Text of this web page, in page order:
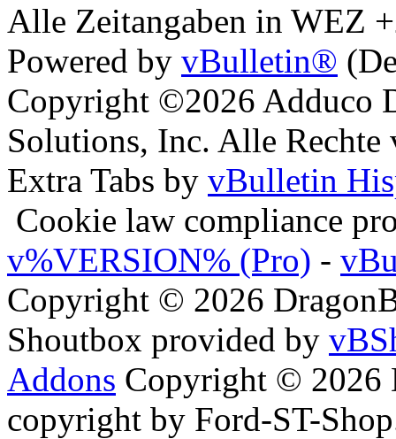
Alle Zeitangaben in WEZ
Powered by vBulletin®
Copyright ©2026 Adduco
Solutions, Inc. Alle Rechte
Extra Tabs by vBulletin
Cookie law compliance
v%VERSION% (Pro) -
Copyright © 2026
Shoutbox provided by
Addons Copyright © 2026
copyright by Ford-ST-